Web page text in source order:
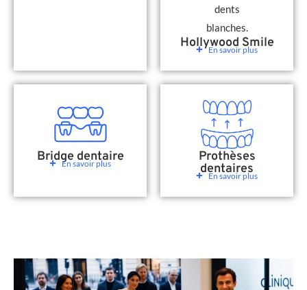
Hollywood Smile
En savoir plus
Bridge dentaire
En savoir plus Prothèses
dentaires
En savoir plus